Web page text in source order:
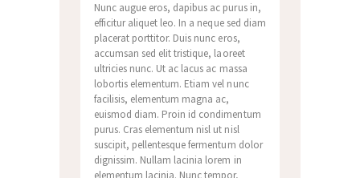
Nunc augue eros, dapibus ac purus in,
efficitur aliquet leo. In a neque sed diam
placerat porttitor. Duis nunc eros,
accumsan sed elit tristique, laoreet
ultricies nunc. Ut ac lacus ac massa
lobortis elementum. Etiam vel nunc
facilisis, elementum magna ac,
euismod diam. Proin id condimentum
purus. Cras elementum nisl ut nisl
suscipit, pellentesque fermentum dolor
dignissim. Nullam lacinia lorem in